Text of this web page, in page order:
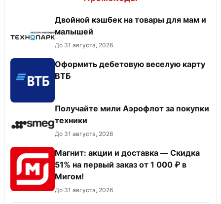
Двойной кэшбек на товары для мам и
малышей
До 31 августа, 2026
Оформить дебетовую веселую карту
ВТБ
Получайте мили Аэрофлот за покупки
техники
До 31 августа, 2026
Магнит: акции и доставка — Скидка
51% на первый заказ от 1 000 ₽ в
Мигом!
До 31 августа, 2026